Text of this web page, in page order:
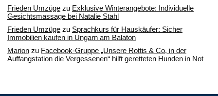
Frieden Umzüge zu Exklusive Winterangebote: Individuelle
Gesichtsmassage bei Natalie Stahl
Frieden Umzüge zu Sprachkurs für Hauskäufer: Sicher
Immobilien kaufen in Ungarn am Balaton
Marion zu Facebook-Gruppe „Unsere Rottis & Co, in der
Auffangstation die Vergessenen“ hilft geretteten Hunden in Not